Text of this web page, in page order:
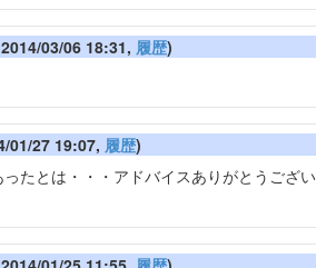
03/06 18:31, 履歴)
01/27 19:07, 履歴)
たとは・・・アドバイスありがとうござ